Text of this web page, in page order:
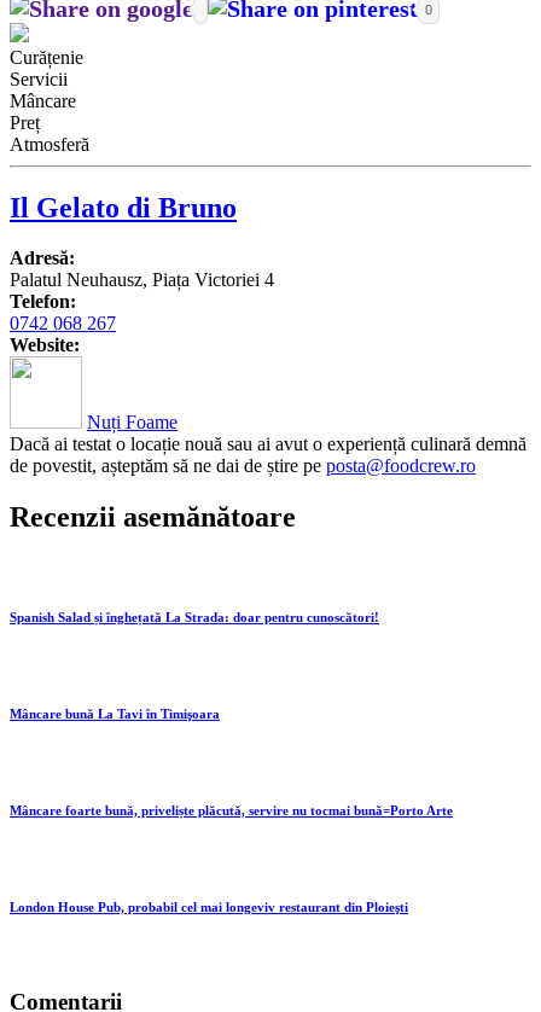
0
Curățenie
Servicii
Mâncare
Preț
Atmosferă
Il Gelato di Bruno
Adresă:
Palatul Neuhausz, Piața Victoriei 4
Telefon:
0742 068 267
Website:
Nuți Foame
Dacă ai testat o locație nouă sau ai avut o experiență culinară demnă
de povestit, așteptăm să ne dai de știre pe posta@foodcrew.ro
Recenzii asemănătoare
Spanish Salad și înghețată La Strada: doar pentru cunoscători!
Mâncare bună La Tavi în Timişoara
Mâncare foarte bună, priveliște plăcută, servire nu tocmai bună=Porto Arte
London House Pub, probabil cel mai longeviv restaurant din Ploieşti
Comentarii